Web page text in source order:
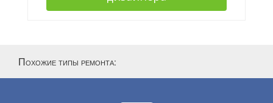
Похожие типы ремонта: